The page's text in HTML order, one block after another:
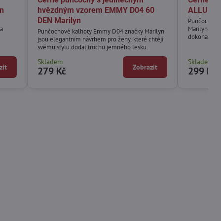
hvězdným vzorem EMMY D04 60
DEN Marilyn
Punčochové kalhoty Emmy D04 značky Marilyn
jsou elegantním návrhem pro ženy, které chtějí
svému stylu dodat trochu jemného lesku.
Skladem
279 Kč Zobrazit
ALLURE
Marilyn
dokonale
Skladem
299 Kč